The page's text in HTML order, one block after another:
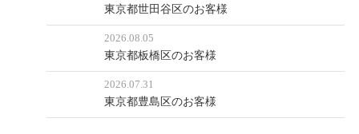
東京都世田谷区のお客様
2026.08.05
東京都板橋区のお客様
2026.07.31
東京都豊島区のお客様